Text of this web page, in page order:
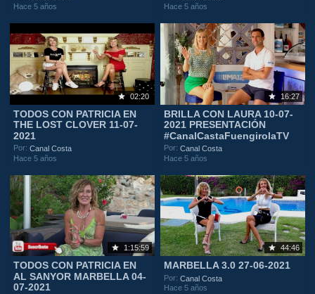
Hace 5 años
Hace 5 años
02:20
TODOS CON PATRICIA EN
THE LOST CLOVER 11-07-
2021
Por:Canal Costa
Hace 5 años
16:27
BRILLA CON LAURA 10-07-
2021 PRESENTACIÓN
#CanalCastaFuengirolaTV
Por:Canal Costa
Hace 5 años
1:15:59
TODOS CON PATRICIA EN
AL SANYOR MARBELLA 04-
07-2021
44:46
MARBELLA 3.0 27-06-2021
Por:Canal Costa
Hace 5 años